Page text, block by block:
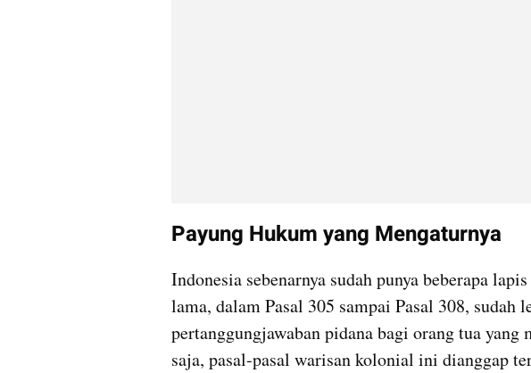
Payung Hukum yang Mengaturnya
Indonesia sebenarnya sudah punya beberapa
lama, dalam Pasal 305 sampai Pasal 308, sudah
pertanggungjawaban pidana bagi orang tua yang
saja, pasal-pasal warisan kolonial ini dianggap